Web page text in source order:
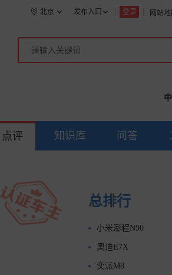
网站地
登录
发布入口
北京
点评 知识库 问答
总排行
小米澎程N90
奥迪E7X
奕派M8